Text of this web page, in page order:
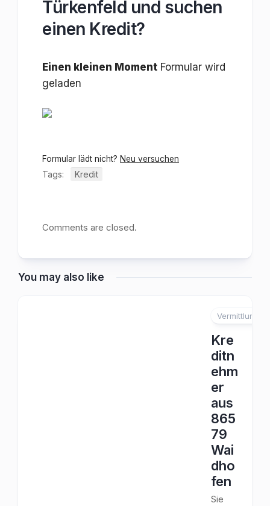
Türkenfeld und suchen
einen Kredit?
Einen kleinen Moment Formular wird
geladen
Formular lädt nicht? Neu versuchen
Tags: Kredit
Comments are closed.
You may also like
Vermittlung
Kre
ditn
ehm
er
aus
865
79
Wai
dho
fen
Sie